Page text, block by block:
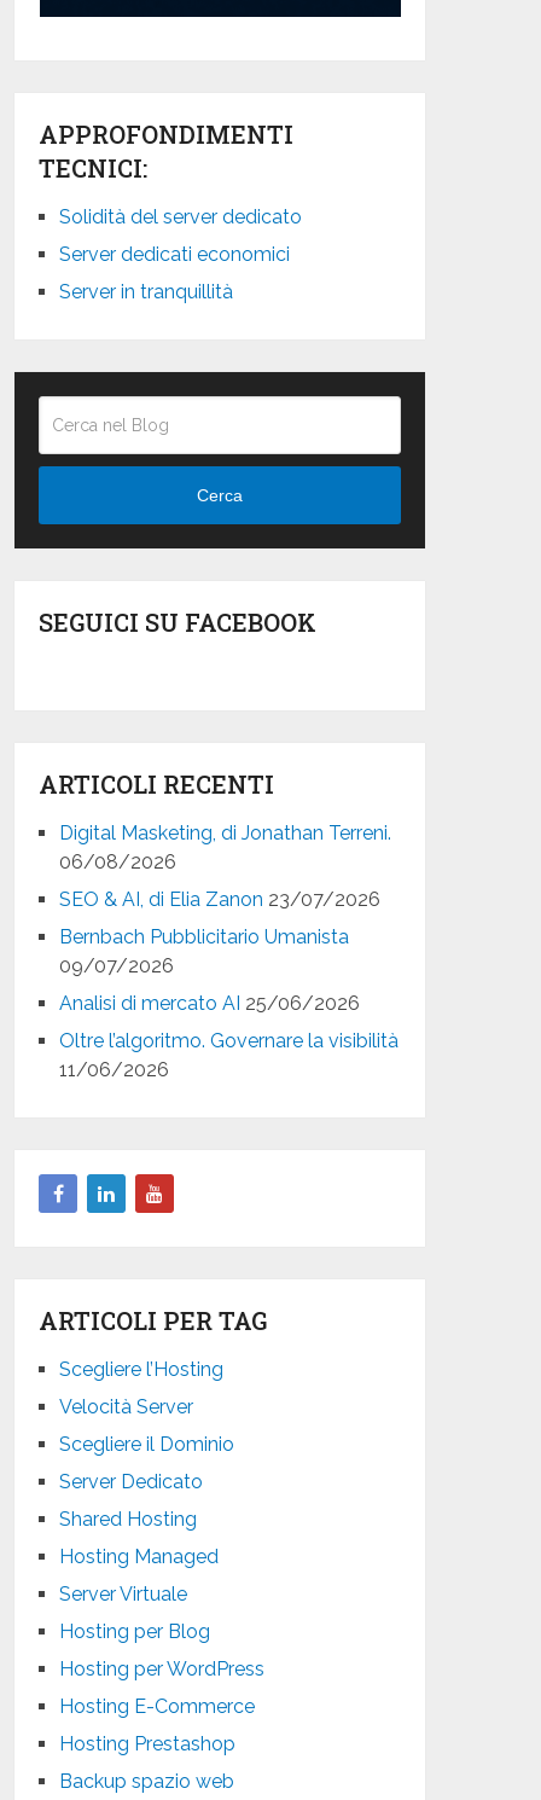
APPROFONDIMENTI
TECNICI:
Solidità del server dedicato
Server dedicati economici
Server in tranquillità
Cerca
SEGUICI SU FACEBOOK
ARTICOLI RECENTI
Digital Masketing, di Jonathan Terreni.
06/08/2026
SEO & AI, di Elia Zanon 23/07/2026
Bernbach Pubblicitario Umanista
09/07/2026
Analisi di mercato AI 25/06/2026
Oltre l’algoritmo. Governare la visibilità
11/06/2026
ARTICOLI PER TAG
Scegliere l’Hosting
Velocità Server
Scegliere il Dominio
Server Dedicato
Shared Hosting
Hosting Managed
Server Virtuale
Hosting per Blog
Hosting per WordPress
Hosting E-Commerce
Hosting Prestashop
Backup spazio web